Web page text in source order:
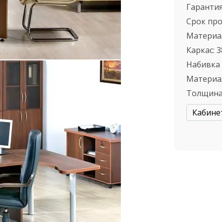
Срок
Каркас: